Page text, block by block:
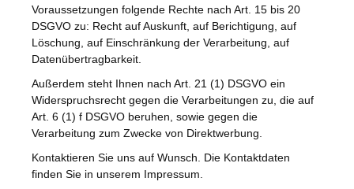
Voraussetzungen folgende Rechte nach Art. 15 bis 20
DSGVO zu: Recht auf Auskunft, auf Berichtigung, auf
Löschung, auf Einschränkung der Verarbeitung, auf
Datenübertragbarkeit.
Außerdem steht Ihnen nach Art. 21 (1) DSGVO ein
Widerspruchsrecht gegen die Verarbeitungen zu, die auf
Art. 6 (1) f DSGVO beruhen, sowie gegen die
Verarbeitung zum Zwecke von Direktwerbung.
Kontaktieren Sie uns auf Wunsch. Die Kontaktdaten
finden Sie in unserem Impressum.